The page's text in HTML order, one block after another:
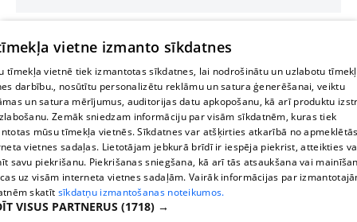
vietne izmanto sīkdatnes
tīmekļa vietnē tiek izmantotas sīkdatnes, lai nodrošinātu un uzlabotu
darbību., nosūtītu personalizētu reklāmu un satura ģenerēšanai, veiktu
un satura mērījumus, auditorijas datu apkopošanu, kā arī produktu
Zemāk sniedzam informāciju par visām sīkdatnēm, kuras tiek
mūsu tīmekļa vietnēs. Sīkdatnes var atšķirties atkarībā no
vietnes sadaļas. Lietotājam jebkurā brīdī ir iespēja piekrist, atteikties
savu piekrišanu. Piekrišanas sniegšana, kā arī tās atsaukšana vai
uz visām interneta vietnes sadaļām. Vairāk informācijas par
skatīt sīkdatņu izmantošanas noteikumos.
VISUS PARTNERUS (1718) →